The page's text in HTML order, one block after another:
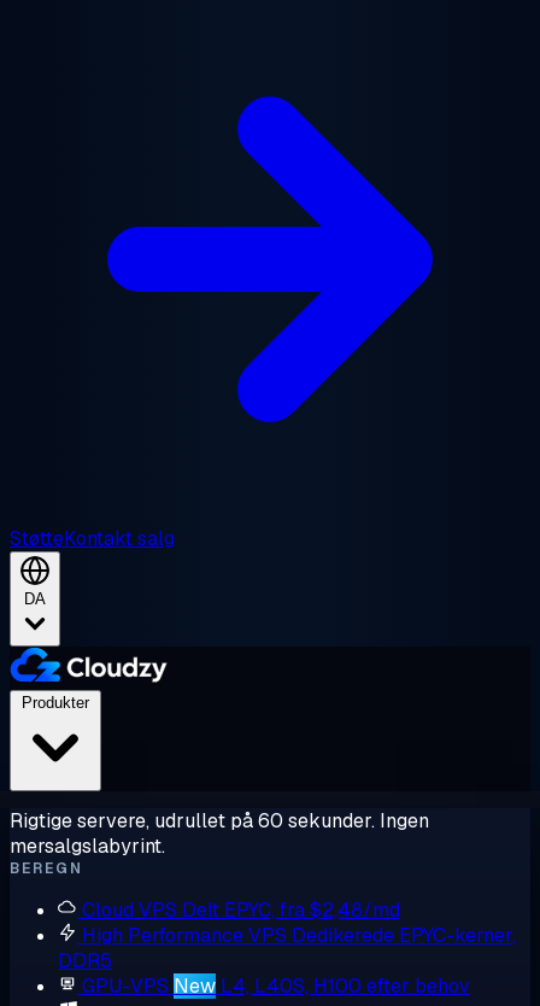
StøtteKontakt salg
DA
Produkter
Rigtige servere, udrullet på 60 sekunder. Ingen
mersalgslabyrint.
BEREGN
Cloud VPS Delt EPYC, fra $2,48/md
High Performance VPS Dedikerede EPYC-kerner,
DDR5
GPU-VPS New L4, L40S, H100 efter behov